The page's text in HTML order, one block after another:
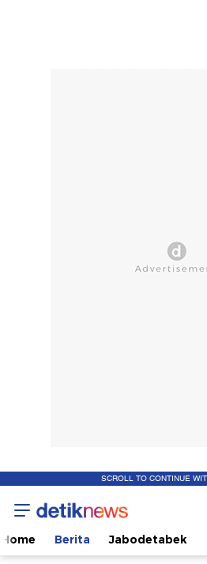
SCROLL TO CONTINUE
Home Berita Jabodetabek